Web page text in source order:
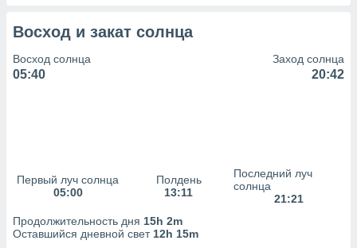
Восход и закат солнца
Восход солнца
05:40
Заход солнца
20:42
Первый луч солнца
05:00
Полдень
13:11
Последний луч
солнца
21:21
Продолжительность дня 15h 2m
Оставшийся дневной свет 12h 15m